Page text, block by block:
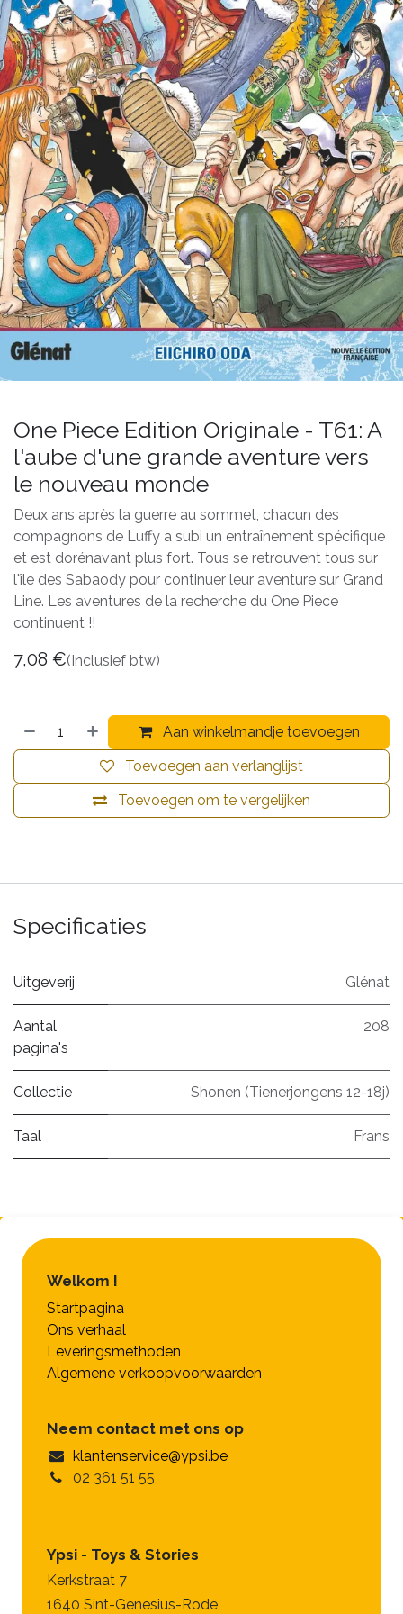
One Piece Edition Originale - T61: A
l'aube d'une grande aventure vers
le nouveau monde
Deux ans après la guerre au sommet, chacun des
compagnons de Luffy a subi un entraînement spécifique
et est dorénavant plus fort. Tous se retrouvent tous sur
l'île des Sabaody pour continuer leur aventure sur Grand
Line. Les aventures de la recherche du One Piece
continuent !!
7,08 €(Inclusief btw)
Aan winkelmandje toevoegen
Toevoegen om te vergelijken
Toevoegen aan verlanglijst
Specificaties
Uitgeverij Glénat
Aantal
pagina's
208
Collectie Shonen (Tienerjongens 12-18j)
Taal Frans
Welkom !
Startpagina
Ons verhaal
Leveringsmethoden
Algemene verkoopvoorwaarden
Neem contact met ons op
klantenservice@ypsi.be
02 361 51 55
Ypsi - Toys & Stories
Kerkstraat 7
1640 Sint-Genesius-Rode